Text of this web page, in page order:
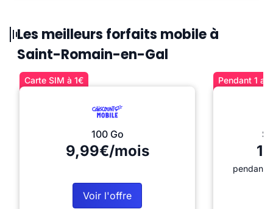
Les meilleurs forfaits mobile à
Saint-Romain-en-Gal
Carte SIM à 1€
100 Go
9,99€/mois
Voir l'offre
Pendant 1
pendant